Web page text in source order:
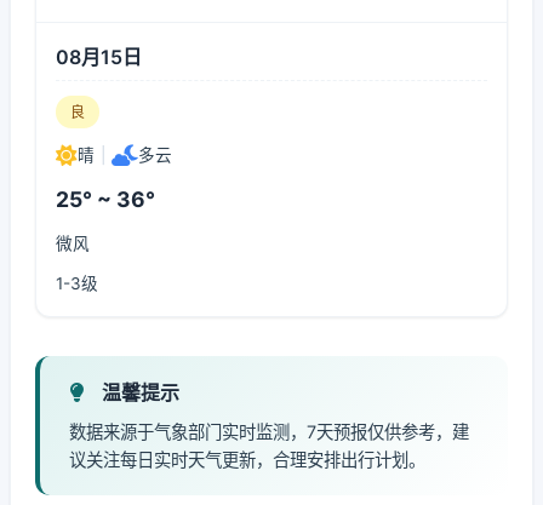
08月15日
良
晴 多云
25° ~ 36°
微风
1-3级
温馨提示
数据来源于气象部门实时监测，7天预报仅供参考，建
议关注每日实时天气更新，合理安排出行计划。